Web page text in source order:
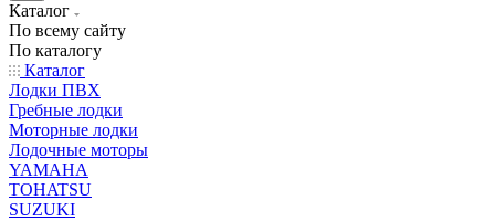
Каталог
По всему сайту
По каталогу
Каталог
Лодки ПВХ
Гребные лодки
Моторные лодки
Лодочные моторы
YAMAHA
TOHATSU
SUZUKI